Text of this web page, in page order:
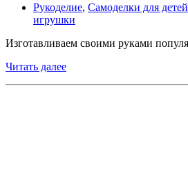
Рукоделие, Самоделки для детей
игрушки
Изготавливаем своими руками
Читать далее